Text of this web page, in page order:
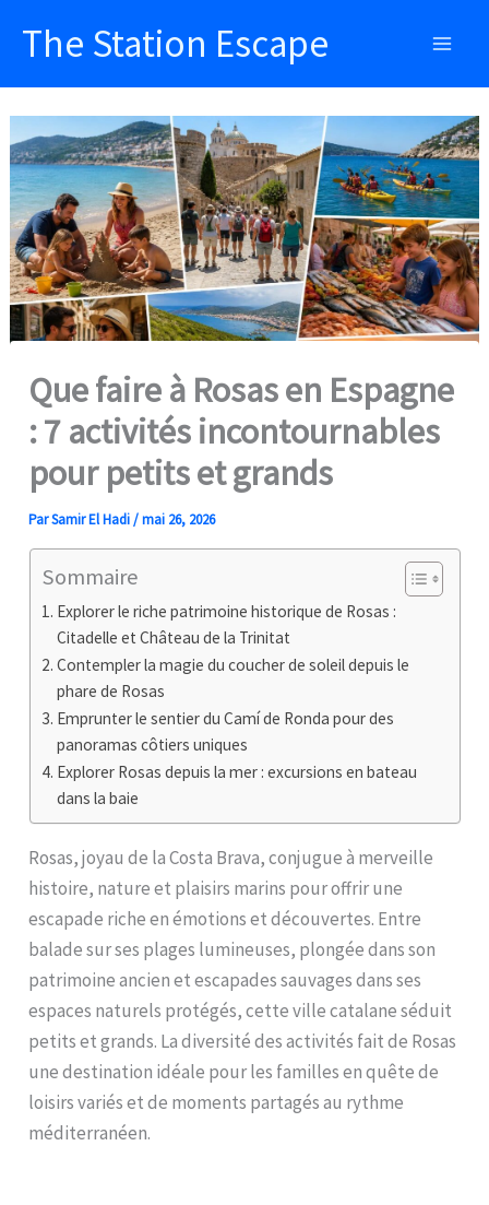
The Station Escape
Que faire à Rosas en Espagne
: 7 activités incontournables
pour petits et grands
ParSamir El Hadi/mai 26, 2026
Sommaire
Explorer le riche patrimoine historique de Rosas :
Citadelle et Château de la Trinitat
Contempler la magie du coucher de soleil depuis le
phare de Rosas
Emprunter le sentier du Camí de Ronda pour des
panoramas côtiers uniques
Explorer Rosas depuis la mer : excursions en bateau
dans la baie
Rosas, joyau de la Costa Brava, conjugue à merveille
histoire, nature et plaisirs marins pour offrir une
escapade riche en émotions et découvertes. Entre
balade sur ses plages lumineuses, plongée dans son
patrimoine ancien et escapades sauvages dans ses
espaces naturels protégés, cette ville catalane séduit
petits et grands. La diversité des activités fait de Rosas
une destination idéale pour les familles en quête de
loisirs variés et de moments partagés au rythme
méditerranéen.